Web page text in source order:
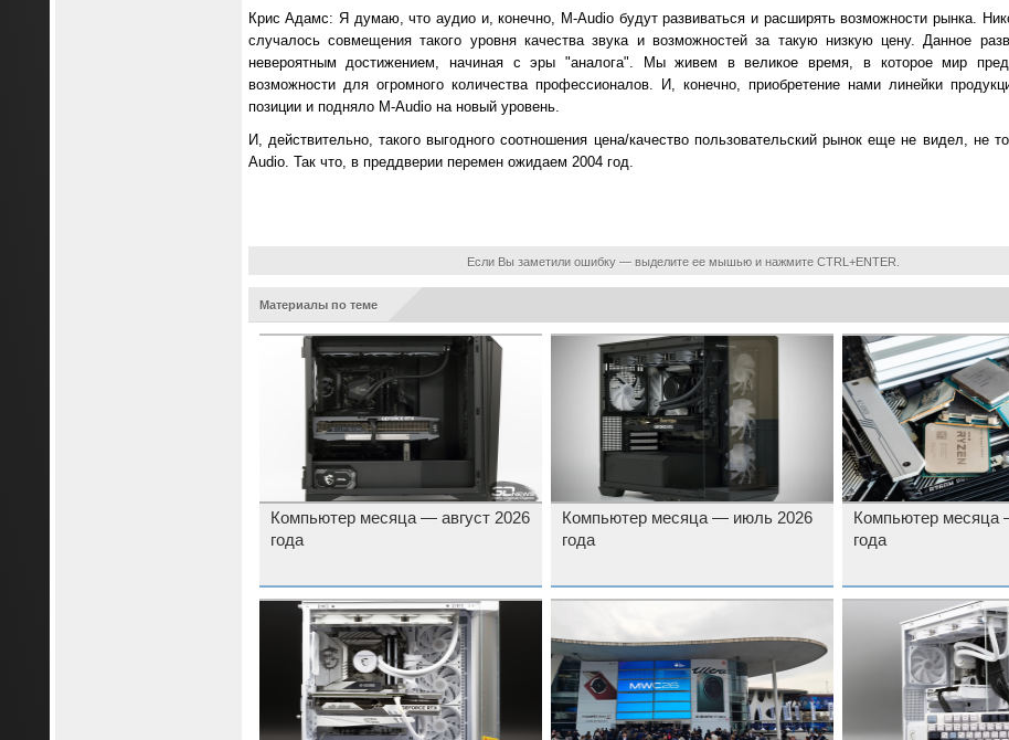
Крис Адамс: Я думаю, что аудио и, конечно, M-Audio будут развиваться и расширять возможности рынка.
случалось совмещения такого уровня качества звука и возможностей за такую низкую цену. Данное
невероятным достижением, начиная с эры "аналога". Мы живем в великое время, в которое мир
возможности для огромного количества профессионалов. И, конечно, приобретение нами линейки
позиции и подняло M-Audio на новый уровень.
И, действительно, такого выгодного соотношения цена/качество пользовательский рынок еще не видел, не
Audio. Так что, в преддверии перемен ожидаем 2004 год.
Если Вы заметили ошибку — выделите ее мышью и нажмите CTRL+ENTER.
Материалы по теме
Компьютер месяца — август 2026
года
Компьютер месяца — июль 2026
года
Компьютер месяца
года